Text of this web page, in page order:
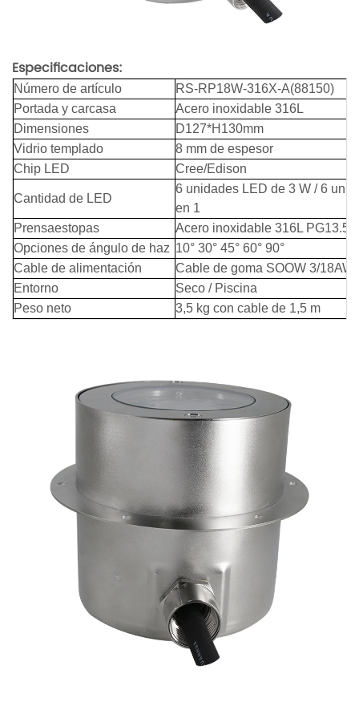
Especificaciones:
Número de artículo
RS-RP18W-316X-A(88150)
Portada y carcasa
Acero inoxidable 316L
Dimensiones
D127*H130mm
Vidrio templado
8 mm de espesor
Chip LED
Cree/Edison
Cantidad de LED
6 unidades LED de 3 W / 6
en 1
Prensaestopas
Acero inoxidable 316L PG13.5
Opciones de ángulo de haz 10° 30° 45° 60° 90°
Cable de alimentación
Cable de goma SOOW 3/
Entorno
Seco / Piscina
Peso neto
3,5 kg con cable de 1,5 m